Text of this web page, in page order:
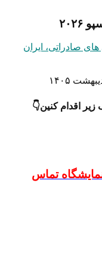
صادراتی، ایران
اقدام کنین👇
تماس